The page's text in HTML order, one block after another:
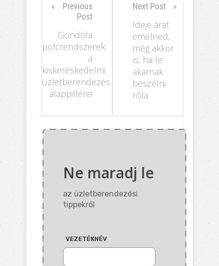
Previous
Post
Gondola
polcrendszerek:
a
kiskereskedelmi
üzletberendezés
alappillérei
Next Post
Ideje árat
emelned,
még akkor
is, ha le
akarnak
beszélni
róla
Ne maradj le
az üzletberendezési
tippekről
VEZETÉKNÉV